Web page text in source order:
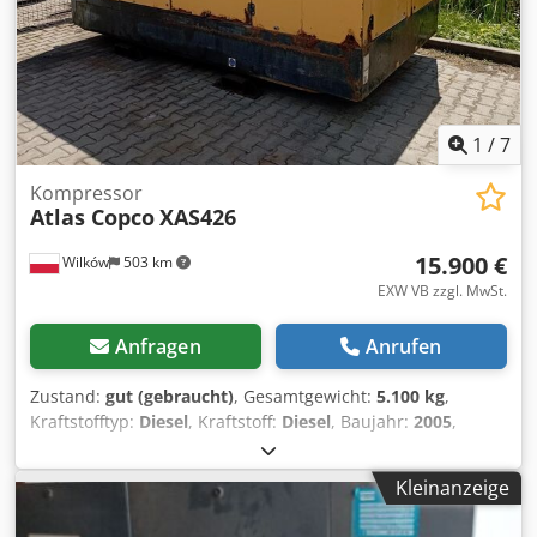
1 /7
Wilków 503 km
Kompressor
Atlas CopcoXAS426
15.900 €
EXW VB zzgl. MwSt.
Anfragen Anrufen
Zustand: gut (gebraucht), Gesamtgewicht: 5.100 kg,
Kraftstofftyp: Diesel, Kraftstoff: Diesel, Baujahr: 2005,
HERSTELLER - ATLASCOPCO TYPENBEZEICHNUNG - XAS426
Chsdpfjt Srw Ajx Actja S/N - YA3-062854-50542371 JAHR -
2005 LEISTUNG (kW) - 166 PUMPE (m3/min) - 25 CIS (bar) - 7
Kleinanzeige